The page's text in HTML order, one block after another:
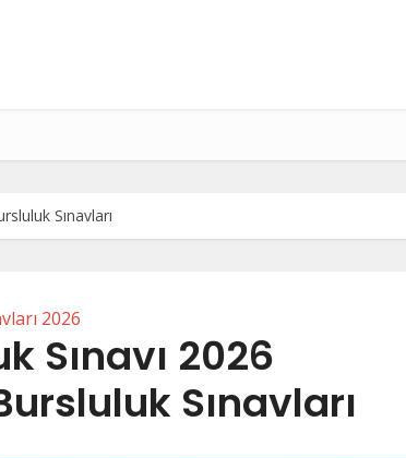
Sınavları
2026
Sınavı 2026
Sınavları